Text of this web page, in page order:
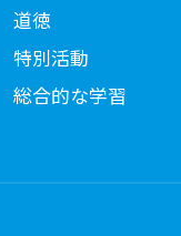
道徳
特別活動
総合的な学習